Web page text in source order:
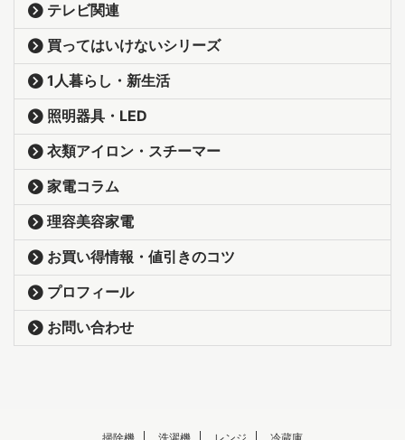
テレビ関連
買ってはいけないシリーズ
1人暮らし・新生活
照明器具・LED
衣類アイロン・スチーマー
家電コラム
理容美容家電
お買い得情報・値引きのコツ
プロフィール
お問い合わせ